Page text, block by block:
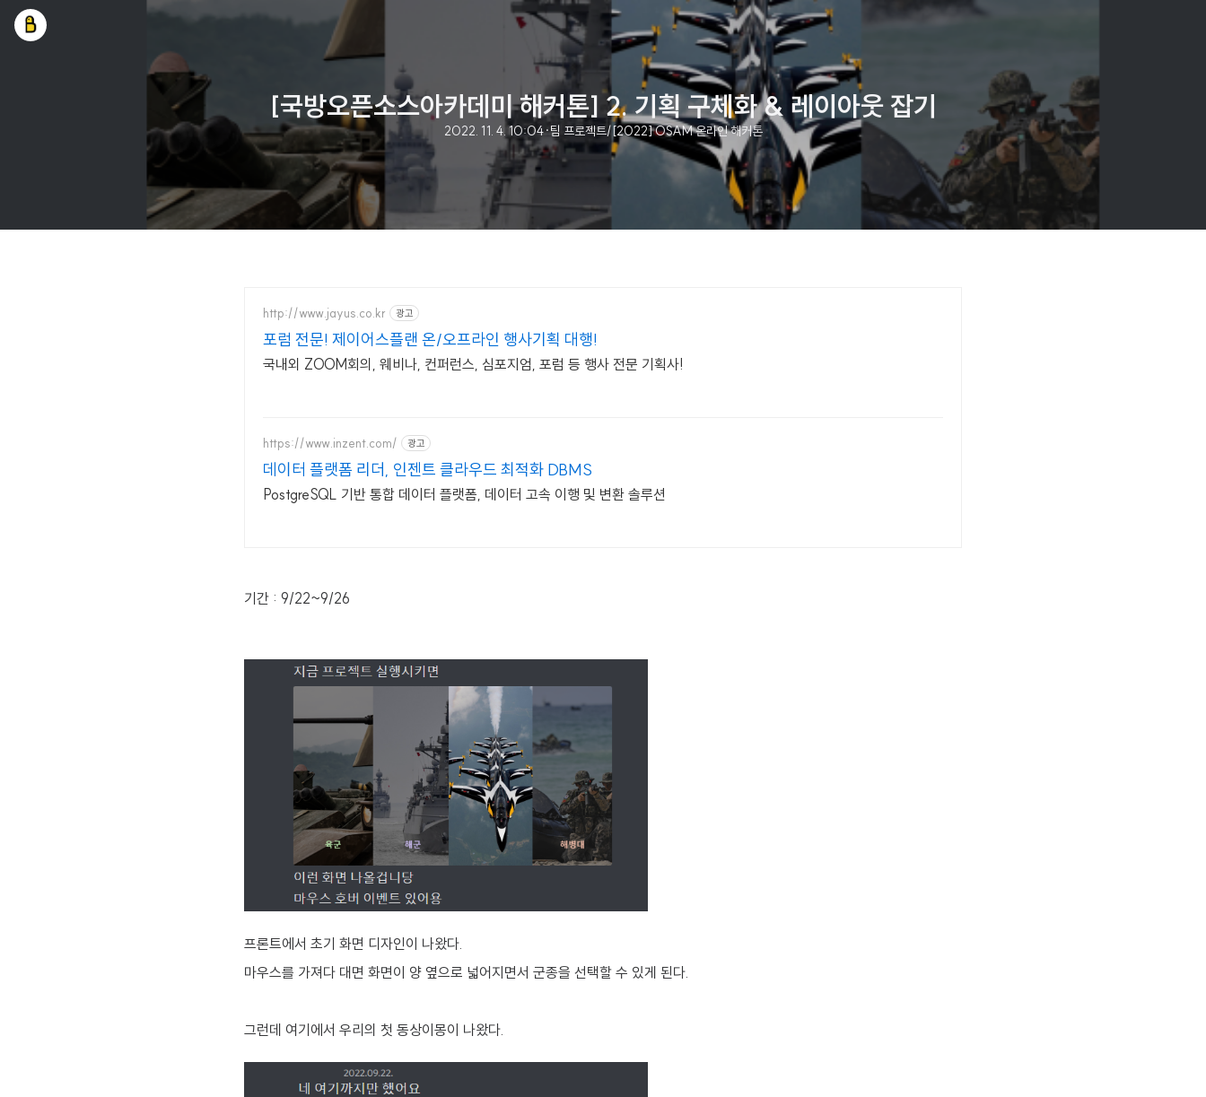
[국방오픈소스아카데미 해커톤] 2. 기획 구체화 & 레이아웃 잡기
2022. 11. 4. 10:04·팀 프로젝트/[2022] OSAM 온라인 해커톤
http://www.jayus.co.kr 광고
포럼 전문! 제이어스플랜 온/오프라인 행사기획 대행!
국내외 ZOOM회의, 웨비나, 컨퍼런스, 심포지엄, 포럼 등 행사 전문 기획사!
https://www.inzent.com/ 광고
데이터 플랫폼 리더, 인젠트 클라우드 최적화 DBMS
PostgreSQL 기반 통합 데이터 플랫폼, 데이터 고속 이행 및 변환 솔루션
기간 : 9/22~9/26
프론트에서 초기 화면 디자인이 나왔다.
마우스를 가져다 대면 화면이 양 옆으로 넓어지면서 군종을 선택할 수 있게 된다.
그런데 여기에서 우리의 첫 동상이몽이 나왔다.